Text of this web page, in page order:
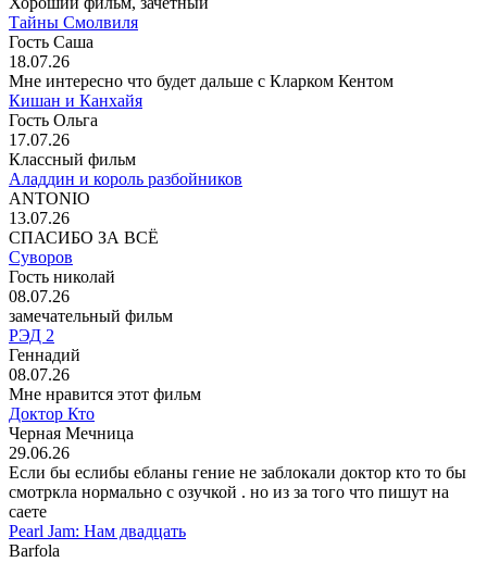
Тайны Смолвиля
Гость Саша
18.07.26
Мне интересно что будет дальше с Кларком Кентом
Кишан и Канхайя
Гость Ольга
17.07.26
Классный фильм
Аладдин и король разбойников
ANTONIO
13.07.26
СПАСИБО ЗА ВСЁ
Суворов
Гость николай
08.07.26
замечательный фильм
РЭД 2
Геннадий
08.07.26
Мне нравится этот фильм
Доктор Кто
Черная Мечница
29.06.26
Если бы еслибы ебланы гение не заблокали доктор кто то бы
смотркла нормально с озучкой . но из за того что пишут на
саете
Pearl Jam: Нам двадцать
Barfola